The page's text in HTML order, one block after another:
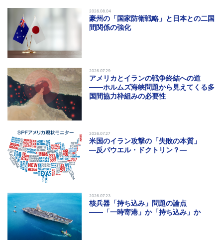
2026.08.04
豪州の「国家防衛戦略」と日本との二国
間関係の強化
2026.07.29
アメリカとイランの戦争終結への道
――ホルムズ海峡問題から見えてくる多
国間協力枠組みの必要性
2026.07.27
米国のイラン攻撃の「失敗の本質」
―反パウエル・ドクトリン？―
2026.07.23
核兵器「持ち込み」問題の論点
――「一時寄港」か「持ち込み」か